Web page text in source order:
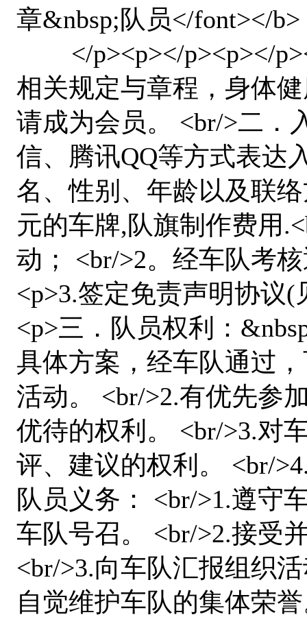
章&nbsp;队员</font></b>
</p><p></p><p></
相关规定与章程，身体
请成为会员。 <br/>二．
信、腾讯QQ等方式表达
名、性别、年龄以及联
元的车牌,队旗制作费用
动； <br/>2。经车队考
<p>3.签定免责声明协议(
<p>三．队员权利：
具体方案，经车队通过
活动。 <br/>2.有优先参
优待的权利。 <br/>3.对
评、建议的权利。 <br/
队员义务： <br/>1.遵守
车队号召。 <br/>2.接受
<br/>3.向车队汇报组织
自觉维护车队的集体荣